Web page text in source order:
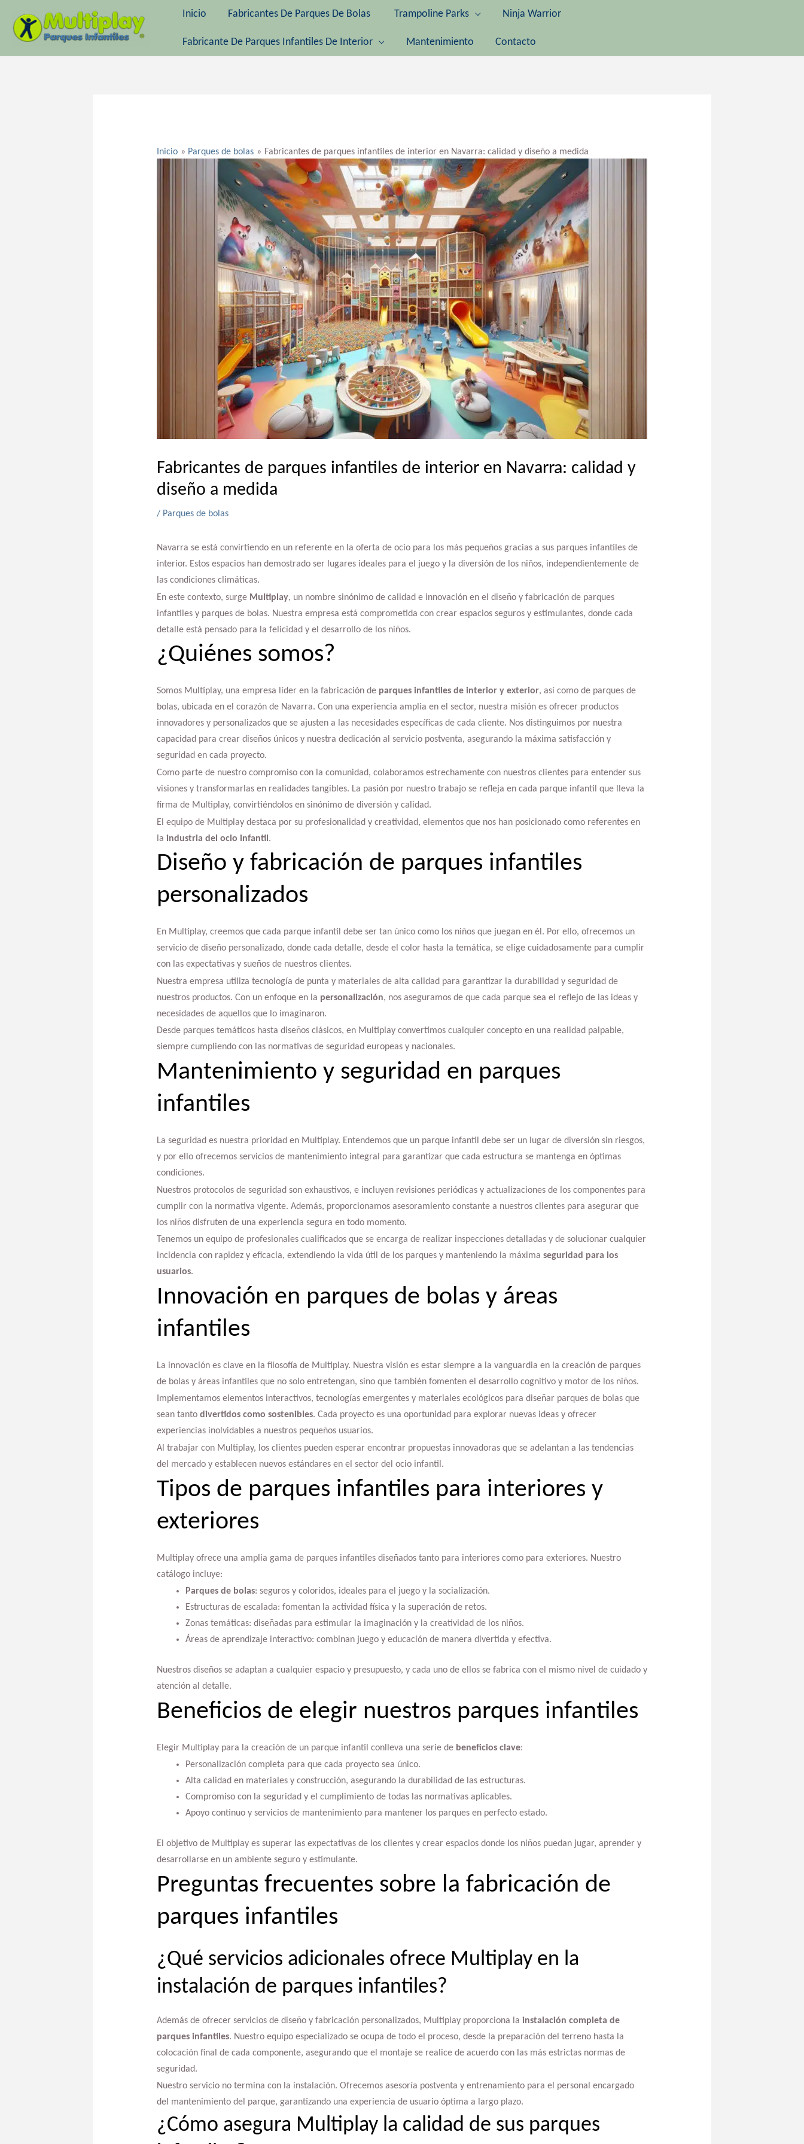
contenido
Inicio Fabricantes De Parques De Bolas Trampoline Parks Ninja Warrior
Fabricante De Parques Infantiles De Interior Mantenimiento Contacto
Inicio Parques de bolas Fabricantes de parques infantiles de interior en Navarra: calidad y diseño a medida
Fabricantes de parques infantiles de interior en Navarra: calidad y
diseño a medida
/ Parques de bolas
Navarra se está convirtiendo en un referente en la oferta de ocio para los más pequeños gracias a sus parques infantiles de
interior. Estos espacios han demostrado ser lugares ideales para el juego y la diversión de los niños, independientemente de
las condiciones climáticas.
En este contexto, surge Multiplay, un nombre sinónimo de calidad e innovación en el diseño y fabricación de parques
infantiles y parques de bolas. Nuestra empresa está comprometida con crear espacios seguros y estimulantes, donde cada
detalle está pensado para la felicidad y el desarrollo de los niños.
¿Quiénes somos?
Somos Multiplay, una empresa líder en la fabricación de parques infantiles de interior y exterior, así como de parques de
bolas, ubicada en el corazón de Navarra. Con una experiencia amplia en el sector, nuestra misión es ofrecer productos
innovadores y personalizados que se ajusten a las necesidades específicas de cada cliente. Nos distinguimos por nuestra
capacidad para crear diseños únicos y nuestra dedicación al servicio postventa, asegurando la máxima satisfacción y
seguridad en cada proyecto.
Como parte de nuestro compromiso con la comunidad, colaboramos estrechamente con nuestros clientes para entender sus
visiones y transformarlas en realidades tangibles. La pasión por nuestro trabajo se refleja en cada parque infantil que lleva la
firma de Multiplay, convirtiéndolos en sinónimo de diversión y calidad.
El equipo de Multiplay destaca por su profesionalidad y creatividad, elementos que nos han posicionado como referentes en
la industria del ocio infantil .
Diseño y fabricación de parques infantiles
personalizados
En Multiplay, creemos que cada parque infantil debe ser tan único como los niños que juegan en él. Por ello, ofrecemos un
servicio de diseño personalizado, donde cada detalle, desde el color hasta la temática, se elige cuidadosamente para cumplir
con las expectativas y sueños de nuestros clientes.
Nuestra empresa utiliza tecnología de punta y materiales de alta calidad para garantizar la durabilidad y seguridad de
nuestros productos. Con un enfoque en la personalización, nos aseguramos de que cada parque sea el reflejo de las ideas y
necesidades de aquellos que lo imaginaron.
Desde parques temáticos hasta diseños clásicos, en Multiplay convertimos cualquier concepto en una realidad palpable,
siempre cumpliendo con las normativas de seguridad europeas y nacionales.
Mantenimiento y seguridad en parques
infantiles
La seguridad es nuestra prioridad en Multiplay. Entendemos que un parque infantil debe ser un lugar de diversión sin riesgos,
y por ello ofrecemos servicios de mantenimiento integral para garantizar que cada estructura se mantenga en óptimas
condiciones.
Nuestros protocolos de seguridad son exhaustivos, e incluyen revisiones periódicas y actualizaciones de los componentes para
cumplir con la normativa vigente. Además, proporcionamos asesoramiento constante a nuestros clientes para asegurar que
los niños disfruten de una experiencia segura en todo momento.
Tenemos un equipo de profesionales cualificados que se encarga de realizar inspecciones detalladas y de solucionar cualquier
incidencia con rapidez y eficacia, extendiendo la vida útil de los parques y manteniendo la máxima seguridad para los
usuarios.
Innovación en parques de bolas y áreas
infantiles
La innovación es clave en la filosofía de Multiplay. Nuestra visión es estar siempre a la vanguardia en la creación de parques
de bolas y áreas infantiles que no solo entretengan, sino que también fomenten el desarrollo cognitivo y motor de los niños.
Implementamos elementos interactivos, tecnologías emergentes y materiales ecológicos para diseñar parques de bolas que
sean tanto divertidos como sostenibles. Cada proyecto es una oportunidad para explorar nuevas ideas y ofrecer
experiencias inolvidables a nuestros pequeños usuarios.
Al trabajar con Multiplay, los clientes pueden esperar encontrar propuestas innovadoras que se adelantan a las tendencias
del mercado y establecen nuevos estándares en el sector del ocio infantil.
Tipos de parques infantiles para interiores y
exteriores
Multiplay ofrece una amplia gama de parques infantiles diseñados tanto para interiores como para exteriores. Nuestro
catálogo incluye:
Parques de bolas: seguros y coloridos, ideales para el juego y la socialización.
Estructuras de escalada: fomentan la actividad física y la superación de retos.
Zonas temáticas: diseñadas para estimular la imaginación y la creatividad de los niños.
Áreas de aprendizaje interactivo: combinan juego y educación de manera divertida y efectiva.
Nuestros diseños se adaptan a cualquier espacio y presupuesto, y cada uno de ellos se fabrica con el mismo nivel de cuidado y
atención al detalle.
Beneficios de elegir nuestros parques infantiles
Elegir Multiplay para la creación de un parque infantil conlleva una serie de beneficios clave:
Personalización completa para que cada proyecto sea único.
Alta calidad en materiales y construcción, asegurando la durabilidad de las estructuras.
Compromiso con la seguridad y el cumplimiento de todas las normativas aplicables.
Apoyo continuo y servicios de mantenimiento para mantener los parques en perfecto estado.
El objetivo de Multiplay es superar las expectativas de los clientes y crear espacios donde los niños puedan jugar, aprender y
desarrollarse en un ambiente seguro y estimulante.
Preguntas frecuentes sobre la fabricación de
parques infantiles
¿Qué servicios adicionales ofrece Multiplay en la
instalación de parques infantiles?
Además de ofrecer servicios de diseño y fabricación personalizados, Multiplay proporciona la instalación completa de
parques infantiles. Nuestro equipo especializado se ocupa de todo el proceso, desde la preparación del terreno hasta la
colocación final de cada componente, asegurando que el montaje se realice de acuerdo con las más estrictas normas de
seguridad.
Nuestro servicio no termina con la instalación. Ofrecemos asesoría postventa y entrenamiento para el personal encargado
del mantenimiento del parque, garantizando una experiencia de usuario óptima a largo plazo.
¿Cómo asegura Multiplay la calidad de sus parques